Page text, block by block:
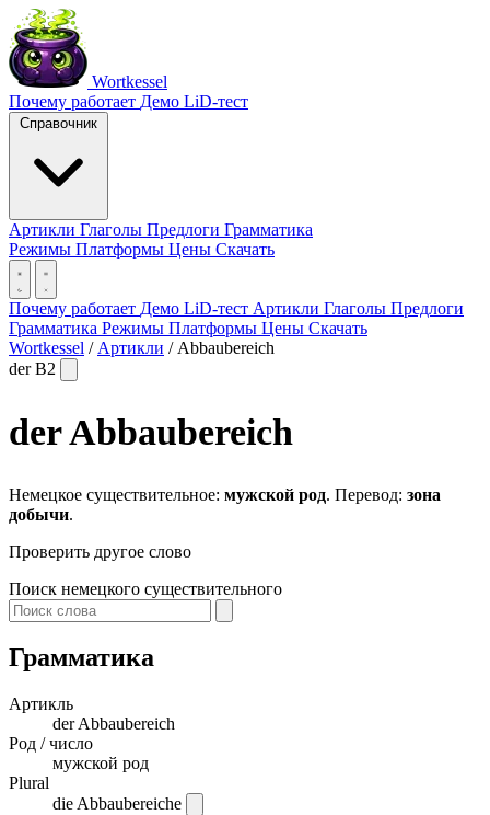
Wortkessel
Почему работает Демо LiD-тест
Справочник
Артикли Глаголы Предлоги Грамматика
Режимы Платформы Цены Скачать
Почему работает Демо LiD-тест Артикли Глаголы Предлоги
Грамматика Режимы Платформы Цены Скачать
Wortkessel / Артикли / Abbaubereich
derB2
derAbbaubereich
Немецкое существительное: мужской род. Перевод: зона
добычи.
Проверить другое слово
Поиск немецкого существительного
Грамматика
Артикль
derAbbaubereich
Род / число
мужской род
Plural
die Abbaubereiche